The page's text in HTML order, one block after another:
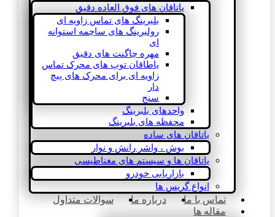
یاتاقان های فوق العاده دقیق
بلبرینگ های تماس زاویه ای
رولبرینگ های ساچمه استوانه
ای
مهره چاگنت های دقیق
یاطاقان توپ های محرک تماس
زاویه ای برای محرک های پیچ
دار
سنج
واحدهای بلبرینگ
محفظه های بلبرینگ
یاتاقان های ساده
بوش ، واشر رانش و نوار
یاتاقان ها و سیستم های مغناطیسی
بازاریابی خودرو
انواع گریس ها
تماس با ما درباره ما
سوالات متداول
مقاله ها